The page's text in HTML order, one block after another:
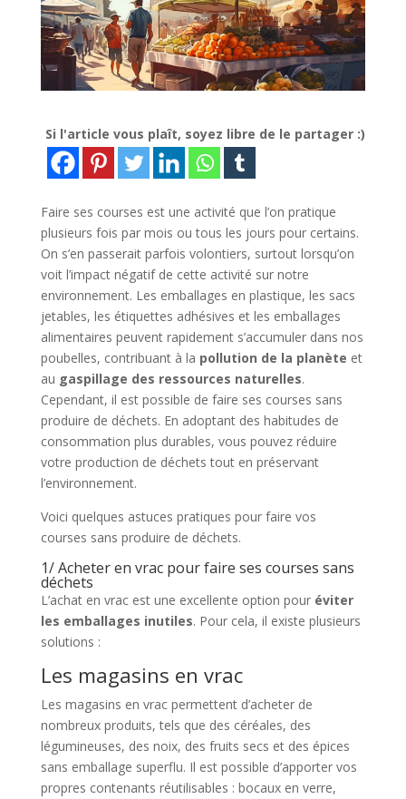
Si l'article vous plaît, soyez libre de le partager :)
Faire ses courses est une activité que l’on pratique
plusieurs fois par mois ou tous les jours pour certains.
On s’en passerait parfois volontiers, surtout lorsqu’on
voit l’impact négatif de cette activité sur notre
environnement. Les emballages en plastique, les sacs
jetables, les étiquettes adhésives et les emballages
alimentaires peuvent rapidement s’accumuler dans nos
poubelles, contribuant à la pollution de la planète et
au gaspillage des ressources naturelles.
Cependant, il est possible de faire ses courses sans
produire de déchets. En adoptant des habitudes de
consommation plus durables, vous pouvez réduire
votre production de déchets tout en préservant
l’environnement.
Voici quelques astuces pratiques pour faire vos
courses sans produire de déchets.
1/ Acheter en vrac pour faire ses courses sans
déchets
L’achat en vrac est une excellente option pour éviter
les emballages inutiles. Pour cela, il existe plusieurs
solutions :
Les magasins en vrac
Les magasins en vrac permettent d’acheter de
nombreux produits, tels que des céréales, des
légumineuses, des noix, des fruits secs et des épices
sans emballage superflu. Il est possible d’apporter vos
propres contenants réutilisables : bocaux en verre,